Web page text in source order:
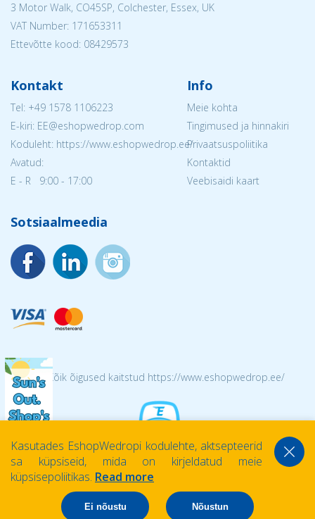
3 Motor Walk, CO45SP, Colchester, Essex, UK
VAT Number: 171653311
Ettevõtte kood: 08429573
Kontakt
Tel: +49 1578 1106223
E-kiri: EE@eshopwedrop.com
Koduleht: https://www.eshopwedrop.ee/
Avatud:
E - R 9:00 - 17:00
Info
Meie kohta
Tingimused ja hinnakiri
Privaatsuspoliitika
Kontaktid
Veebisaidi kaart
Sotsiaalmeedia
© 2026 Kõik õigused kaitstud https://www.eshopwedrop.ee/
Kasutades EshopWedropi kodulehte, aktsepteerid
sa küpsiseid, mida on kirjeldatud meie
küpsisepoliitikas. Read more
Ei nõustu Nõustun